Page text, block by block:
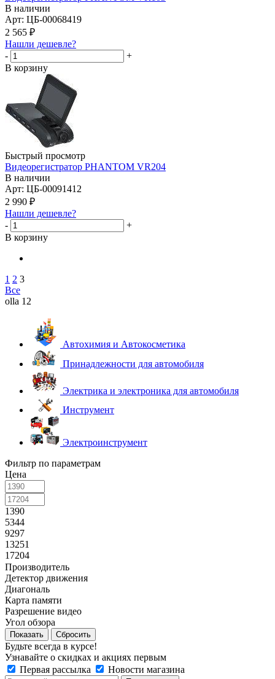
В наличии
Арт: ЦБ-00068419
2 565 ₽
Нашли дешевле?
-
+
В корзину
Быстрый просмотр
Видеорегистратор PHANTOM VR204
В наличии
Арт: ЦБ-00091412
2 990 ₽
Нашли дешевле?
-
+
В корзину
1 2 3
Все
olla 12
Автохимия и Автокосметика
Принадлежности для автомобиля
Электрика и электроника для автомобиля
Инструмент
Электроинструмент
Фильтр по параметрам
Цена
1390
5344
9297
13251
17204
Производитель
Детектор движения
Диагональ
Карта памяти
Разрешение видео
Угол обзора
Сбросить
Будьте всегда в курсе!
Узнавайте о скидках и акциях первым
Первая рассылка
Новости магазина